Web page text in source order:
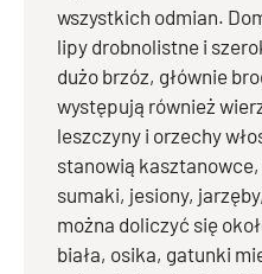
wszystkich odmian.
lipy drobnolistne i
dużo brzóz, głównie
występują również
leszczyny i orzechy
stanowią
sumaki, jesiony,
można doliczyć się
biała, osika, gatunki